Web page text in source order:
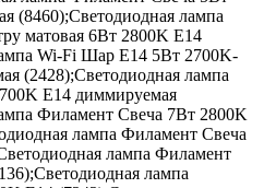
(8460);Светодиодная лампа
матовая 6Вт 2800K E14
Wi-Fi Шар E14 5Вт 2700K-
(2428);Светодиодная лампа
E14 диммируемая
Филамент Свеча 7Вт 2800K
лампа Филамент Свеча
лампа Филамент
лампа